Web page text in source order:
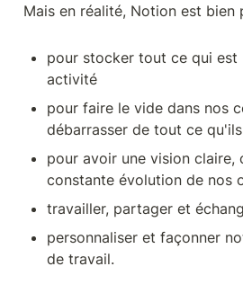
Mais en réalité, Notion est bien
pour stocker tout ce qui
activité
pour faire le vide dans nos
débarrasser de tout ce
pour avoir une vision claire,
constante évolution de nos
travailler, partager et
personnaliser et façonner
de travail.